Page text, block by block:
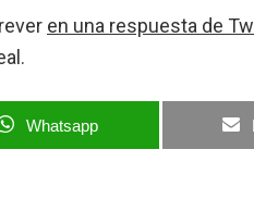
en una respuesta de
Whatsapp